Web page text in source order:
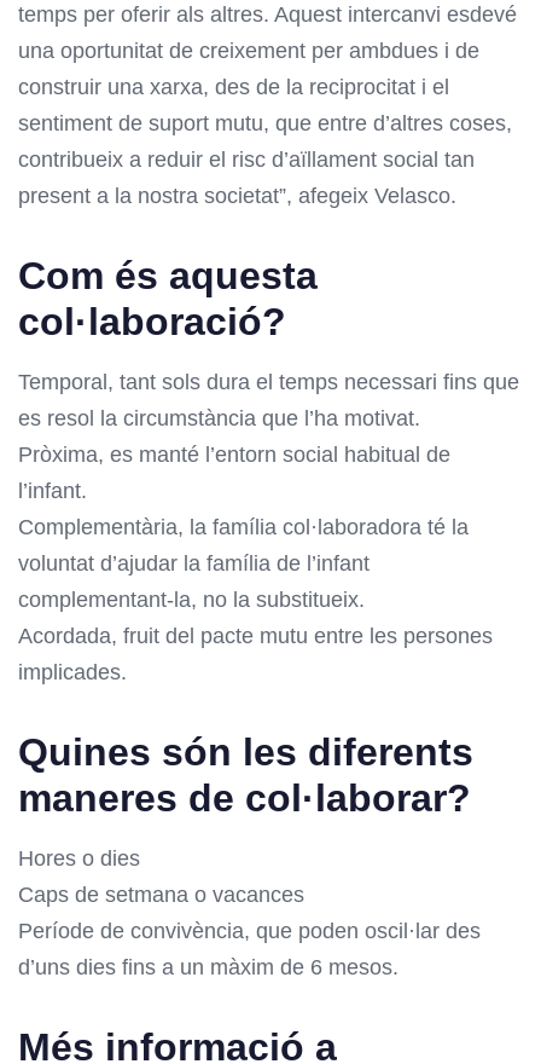
temps per oferir als altres. Aquest intercanvi esdevé
una oportunitat de creixement per ambdues i de
construir una xarxa, des de la reciprocitat i el
sentiment de suport mutu, que entre d’altres coses,
contribueix a reduir el risc d’aïllament social tan
present a la nostra societat”, afegeix Velasco.
Com és aquesta
col·laboració?
Temporal, tant sols dura el temps necessari fins que
es resol la circumstància que l’ha motivat.
Pròxima, es manté l’entorn social habitual de
l’infant.
Complementària, la família col·laboradora té la
voluntat d’ajudar la família de l’infant
complementant-la, no la substitueix.
Acordada, fruit del pacte mutu entre les persones
implicades.
Quines són les diferents
maneres de col·laborar?
Hores o dies
Caps de setmana o vacances
Període de convivència, que poden oscil·lar des
d’uns dies fins a un màxim de 6 mesos.
Més informació a